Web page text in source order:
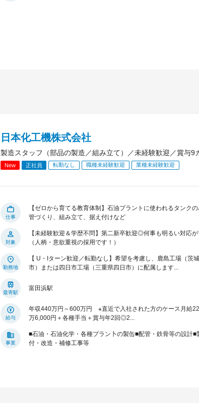
日本化工機株式会社
製造スタッフ（部品の製造／組み立て）／未経験歓迎／賞与9
New 正社員 転勤なし 職種未経験歓迎 業種未経験歓迎
仕事
【ゼロから育てる教育体制】石油プラントに使われるタンク
管づくり、組み立て、据え付けなど
対象
【未経験歓迎＆学歴不問】第二新卒歓迎◎何事も明るい対応
（人柄・意欲重視の採用です！）
勤務地
【 U・Iターン歓迎／転勤なし】希望を考慮し、鹿島工場（茨
市）または四日市工場（三重県四日市）に配属します...
最寄駅
富田浜駅
給与
年収440万円～600万円 ※直近で入社された方のケース月給
万6,000円＋各種手当＋賞与年2回◎2...
事業
■石油・石油化学・各種プラン卜の製缶■配管・鉄骨等の設計■
付・改造・補修工事等